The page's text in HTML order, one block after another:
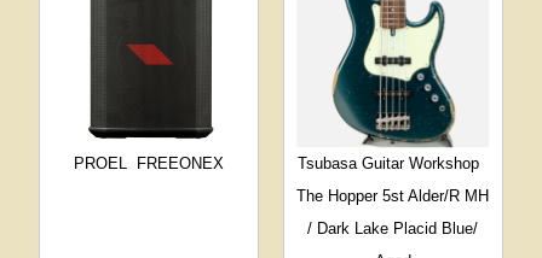
PROEL FREEONEX
Tsubasa Guitar Workshop
The Hopper 5st Alder/R MH
/ Dark Lake Placid Blue/